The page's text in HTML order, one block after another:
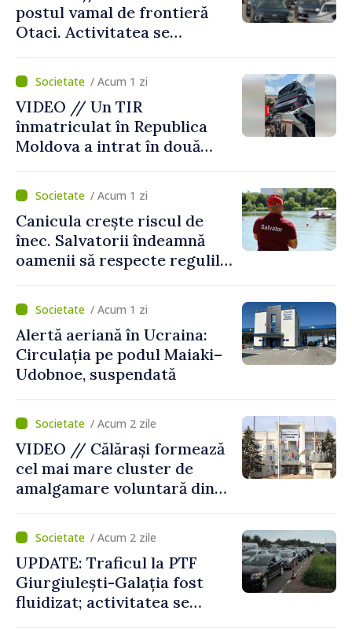
postul vamal de frontieră
Otaci. Activitatea se
normale
/ Acum 1 zi
VIDEO // Un TIR
înmatriculat în Republica
Moldova a intrat în două
România
/ Acum 1 zi
Canicula crește riscul de
înec. Salvatorii îndeamnă
oamenii să respecte regulile
/ Acum 1 zi
Alertă aeriană în Ucraina:
Circulația pe podul Maiaki–
Udobnoe, suspendată
/ Acum 2 zile
VIDEO // Călărași formează
cel mai mare cluster de
amalgamare voluntară din
orășenesc a aprobat decizia
finală
/ Acum 2 zile
UPDATE: Traficul la PTF
Giurgiulești-Galația fost
fluidizat; activitatea se